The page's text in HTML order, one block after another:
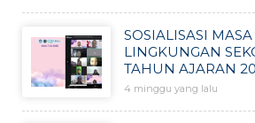
SOSIALISASI
LINGKUNGAN
TAHUN AJARAN
4 minggu yang lalu